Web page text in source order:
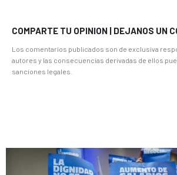
COMPARTE TU OPINION | DEJANOS UN
Los comentarios publicados son de exclusiva
autores y las consecuencias derivadas de ellos
sanciones legales.